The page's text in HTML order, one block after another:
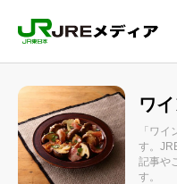
ワ
「ワ
す。
記事や
す。